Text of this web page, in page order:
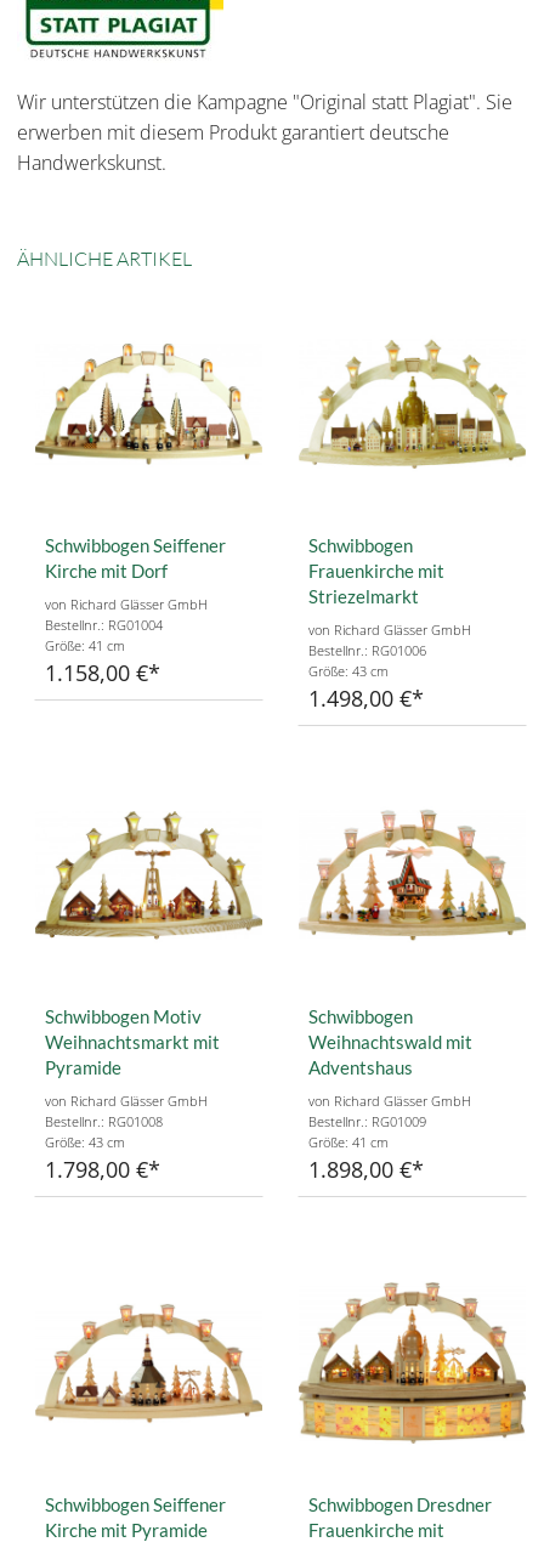
Wir unterstützen die Kampagne "Original statt Plagiat". Sie
erwerben mit diesem Produkt garantiert deutsche
Handwerkskunst.
ÄHNLICHE ARTIKEL
Schwibbogen Seiffener
Kirche mit Dorf
von Richard Glässer GmbH
Bestellnr.: RG01004
Größe: 41 cm
1.158,00 €
Schwibbogen
Frauenkirche mit
Striezelmarkt
von Richard Glässer GmbH
Bestellnr.: RG01006
Größe: 43 cm
1.498,00 €
Schwibbogen Motiv
Weihnachtsmarkt mit
Pyramide
von Richard Glässer GmbH
Bestellnr.: RG01008
Größe: 43 cm
1.798,00 €
Schwibbogen
Weihnachtswald mit
Adventshaus
von Richard Glässer GmbH
Bestellnr.: RG01009
Größe: 41 cm
1.898,00 €
Schwibbogen Seiffener
Kirche mit Pyramide
Schwibbogen Dresdner
Frauenkirche mit